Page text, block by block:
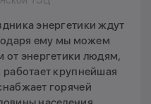
энергетики ждут
ему мы можем
от энергетики людям,
крупнейшая
горячей